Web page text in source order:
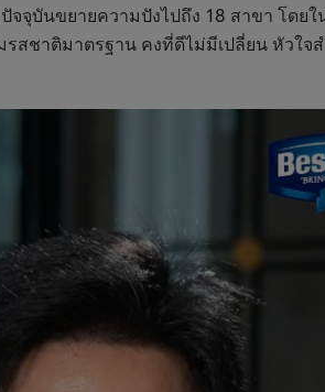
จุบันขยายความปังไปถึง 18 สาขา โดย
สชาติมาตรฐาน คงที่ดีไม่มีเปลี่ยน หัว